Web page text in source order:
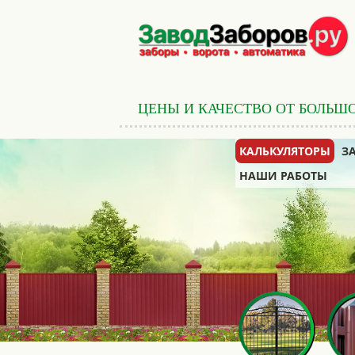
ЦЕНЫ И КАЧЕСТВО ОТ
КАЛЬКУЛЯТОРЫ
НАШИ РАБОТЫ